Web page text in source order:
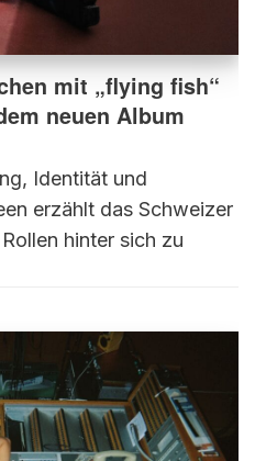
mit „flying fish“
neuen Album
Identität und
erzählt das Schweizer
hinter sich zu